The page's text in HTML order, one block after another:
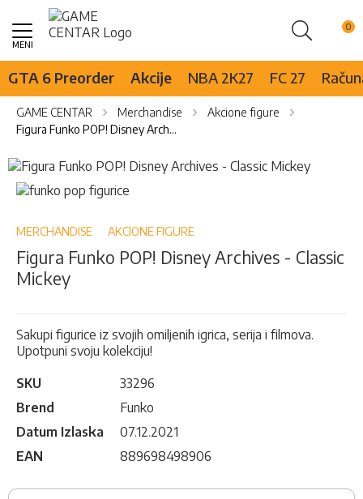
Pretraži
Skip
Content
GTA 6 Preorder Akcije NBA 2K27 FC 27
GAME CENTAR Merchandise
Akcione figure
Figura Funko POP! Disney Archives - Classic Mickey
Skip
to
the
of
images
gallery
Skip
to
beginning
the
images
MERCHANDISE AKCIONE FIGURE
Figura Funko POP! Disney Archives - Classic
Mickey
Sakupi figurice iz svojih omiljenih igrica, serija i filmova.
Upotpuni svoju kolekciju!
SKU
33296
Brend
Funko
Datum Izlaska
07.12.2021
EAN
889698498906